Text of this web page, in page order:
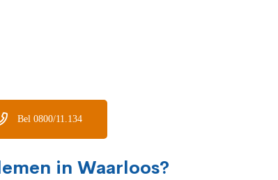
Bel 0800/11.134
in Waarloos?